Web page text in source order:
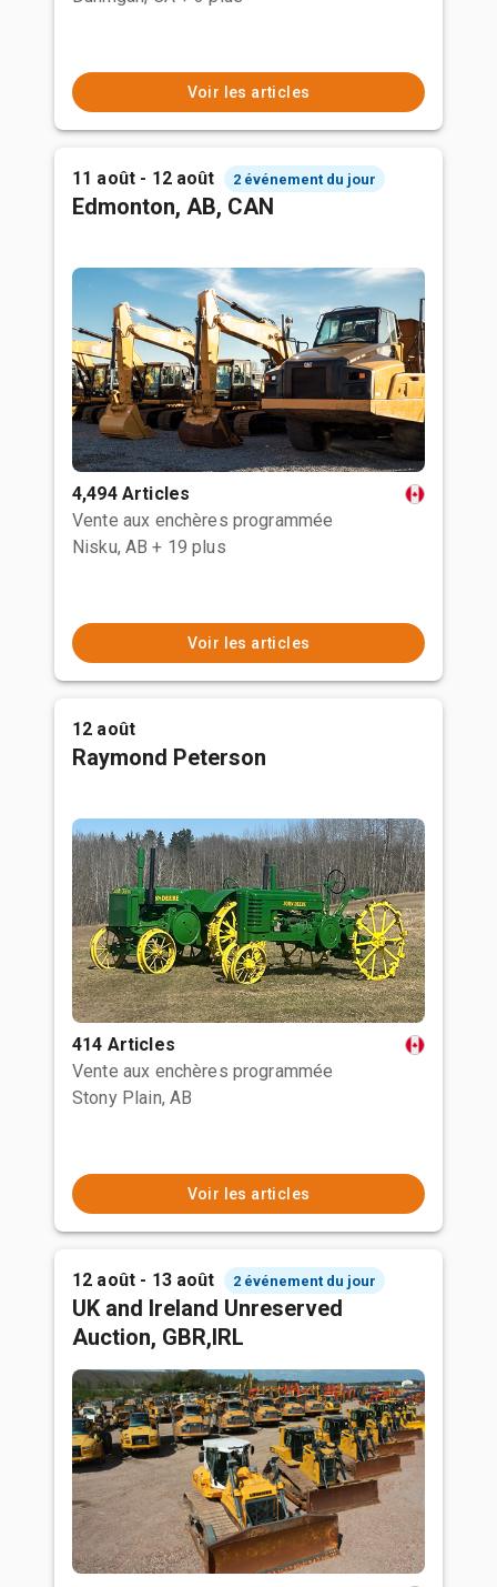
Voir les articles
11 août - 12 août 2 événement du jour
Edmonton, AB, CAN
4,494 Articles
Vente aux enchères programmée
Nisku, AB + 19 plus
Voir les articles
12 août
Raymond Peterson
414 Articles
Vente aux enchères programmée
Stony Plain, AB
Voir les articles
12 août - 13 août 2 événement du jour
UK and Ireland Unreserved
Auction, GBR,IRL